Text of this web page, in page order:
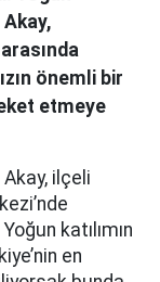
Akay,
önemli bir
etmeye
ilçeli
katılımın
en